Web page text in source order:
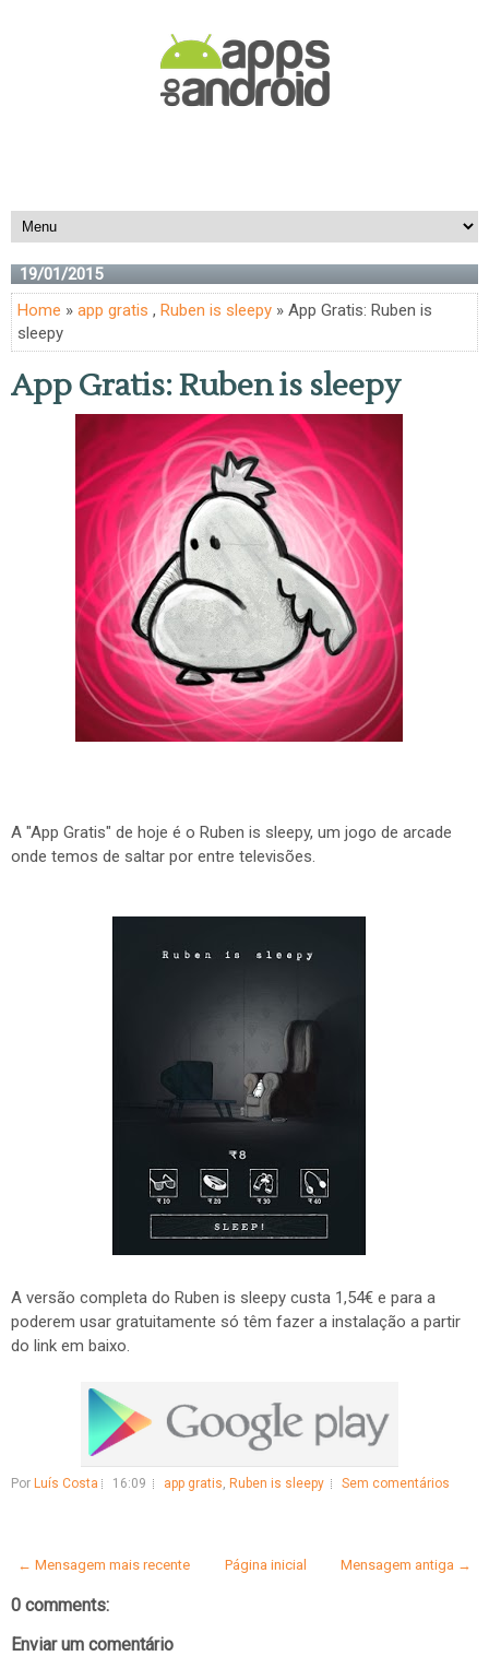
19/01/2015
Home » app gratis , Ruben is sleepy » App Gratis: Ruben is
sleepy
App Gratis: Ruben is sleepy
A "App Gratis" de hoje é o Ruben is sleepy, um jogo de arcade
onde temos de saltar por entre televisões.
A versão completa do Ruben is sleepy custa 1,54€ e para a
poderem usar gratuitamente só têm fazer a instalação a partir
do link em baixo.
Por Luís Costa 16:09 app gratis, Ruben is sleepy Sem comentários
← Mensagem mais recente Mensagem antiga →
Página inicial
0 comments:
Enviar um comentário